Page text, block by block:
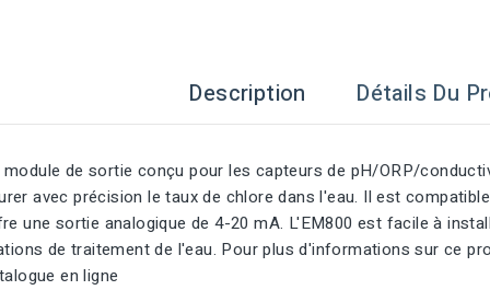
Description Détails Du
de sortie conçu pour les capteurs de pH/ORP/
avec précision le taux de chlore dans l'eau. Il est
une sortie analogique de 4-20 mA. L'EM800 est facile à
de traitement de l'eau. Pour plus d'informations sur ce
en ligne